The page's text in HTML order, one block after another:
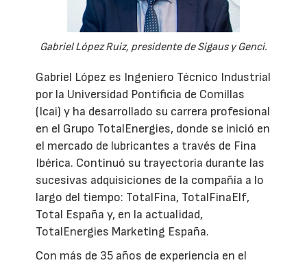
Gabriel López Ruiz, presidente de Sigaus y Genci.
Gabriel López es Ingeniero Técnico Industrial
por la Universidad Pontificia de Comillas
(Icai) y ha desarrollado su carrera profesional
en el Grupo TotalEnergies, donde se inició en
el mercado de lubricantes a través de Fina
Ibérica. Continuó su trayectoria durante las
sucesivas adquisiciones de la compañía a lo
largo del tiempo: TotalFina, TotalFinaElf,
Total España y, en la actualidad,
TotalEnergies Marketing España.
Con más de 35 años de experiencia en el